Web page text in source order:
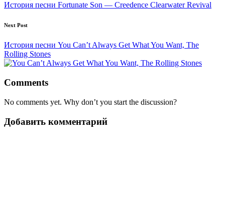
История песни Fortunate Son — Creedence Clearwater Revival
Next Post
История песни You Can’t Always Get What You Want, The
Rolling Stones
Comments
No comments yet. Why don’t you start the discussion?
Добавить комментарий